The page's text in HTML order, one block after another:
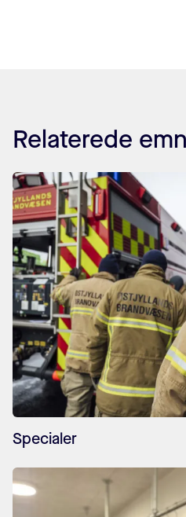
Relaterede
Specialer